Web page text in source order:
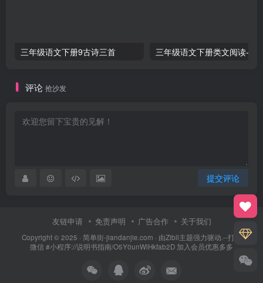
三年级语文下册9古诗三首
评论 抢沙发
提交评论
友链申请 免责声明 广告合作 关于我们
Copyright © 2025 · 简单街-jiandanjie.com · 由Zibll主题强力驱动.--打开
微信 #小程序://说明书指南/O5Y0unWlHkfab2D 加入会员优惠多多